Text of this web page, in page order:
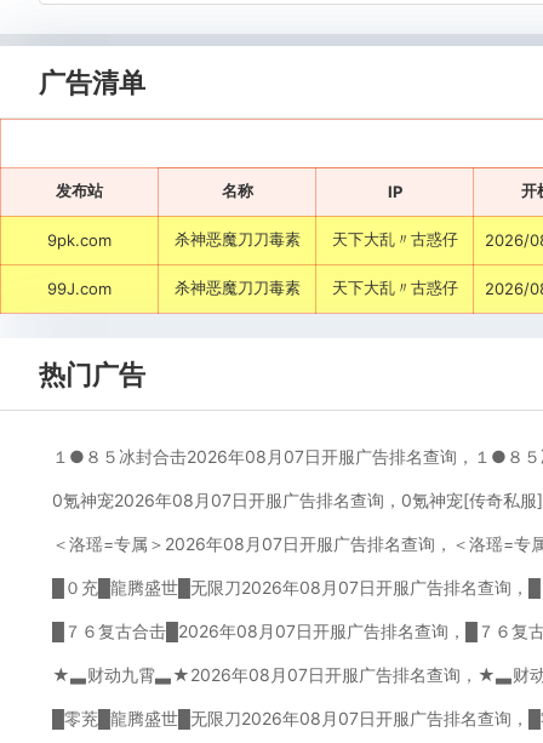
广告清单
发布站 名称 IP 开
9pk.com 杀神恶魔刀刀毒素 天下大乱〃古惑仔 2026/
99J.com 杀神恶魔刀刀毒素 天下大乱〃古惑仔 2026/
热门广告
１●８５冰封合击2026年08月07日开服广告排名查询，１●８
0氪神宠2026年08月07日开服广告排名查询，0氪神宠[传奇私服
＜洛瑶=专属＞2026年08月07日开服广告排名查询，＜洛瑶=专
█０充█龍腾盛世█无限刀2026年08月07日开服广告排名查询，
█７６复古合击█2026年08月07日开服广告排名查询，█７６复
★▃财动九霄▃★2026年08月07日开服广告排名查询，★▃财
█零茺█龍腾盛世█无限刀2026年08月07日开服广告排名查询，